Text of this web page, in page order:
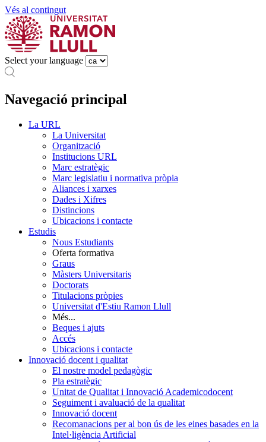
Vés al contingut
Select your language
Navegació principal
La URL
La Universitat
Organització
Institucions URL
Marc estratègic
Marc legislatiu i normativa pròpia
Aliances i xarxes
Dades i Xifres
Distincions
Ubicacions i contacte
Estudis
Nous Estudiants
Oferta formativa
Graus
Màsters Universitaris
Doctorats
Titulacions pròpies
Universitat d'Estiu Ramon Llull
Més...
Beques i ajuts
Accés
Ubicacions i contacte
Innovació docent i qualitat
El nostre model pedagògic
Pla estratègic
Unitat de Qualitat i Innovació Academicodocent
Seguiment i avaluació de la qualitat
Innovació docent
Recomanacions per al bon ús de les eines basades en la
Intel·ligència Artificial